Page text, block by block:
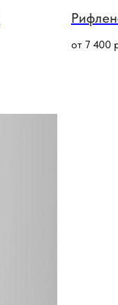
от 7 400